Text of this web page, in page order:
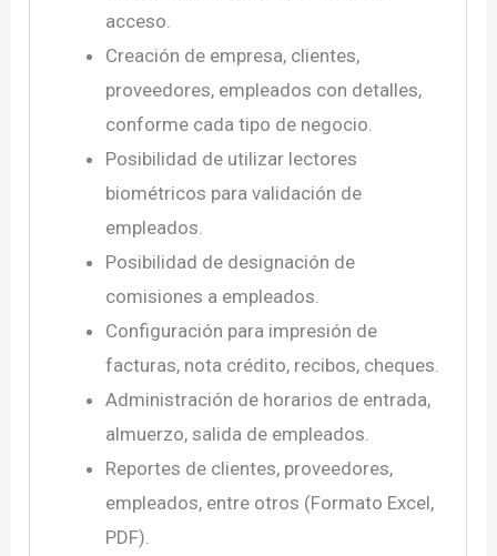
acceso.
Creación de empresa, clientes,
proveedores, empleados con detalles,
conforme cada tipo de negocio.
Posibilidad de utilizar lectores
biométricos para validación de
empleados.
Posibilidad de designación de
comisiones a empleados.
Configuración para impresión de
facturas, nota crédito, recibos, cheques.
Administración de horarios de entrada,
almuerzo, salida de empleados.
Reportes de clientes, proveedores,
empleados, entre otros (Formato Excel,
PDF).